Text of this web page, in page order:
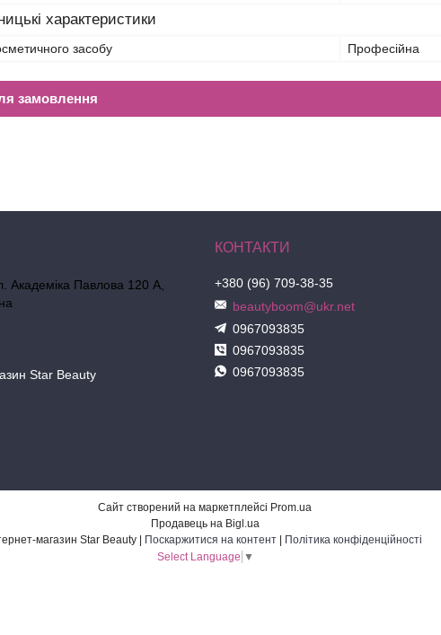
характеристики
засобу Професійна
замовлення
Академіка Павлова 120 А,
Star Beauty
+380 (96) 709-38-35
beautyboom@ukr.net
0967093835
0967093835
0967093835
Сайт створений на маркетплейсі Prom.ua
Продавець на Bigl.ua
Інтернет-магазин Star Beauty | Поскаржитися на контент | Політика конфіденційності
Select Language ▼